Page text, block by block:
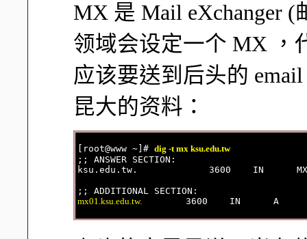
MX 是 Mail eXchanger
领域会设定一个 MX ，
应该要送到后头的
昆大的资料：
[root@www ~]# dig -t mx ksu.edu.tw
;; ANSWER SECTION:
ksu.edu.tw.             3600    IN
mx01.ksu.edu.tw.